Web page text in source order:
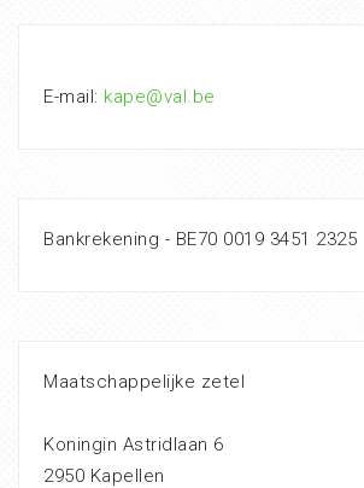
E-mail: kape@val.be
Bankrekening - BE70 0019 3451 2325
Maatschappelijke zetel
Koningin Astridlaan 6
2950 Kapellen